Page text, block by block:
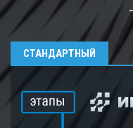
СТАНДАРТНЫЙ